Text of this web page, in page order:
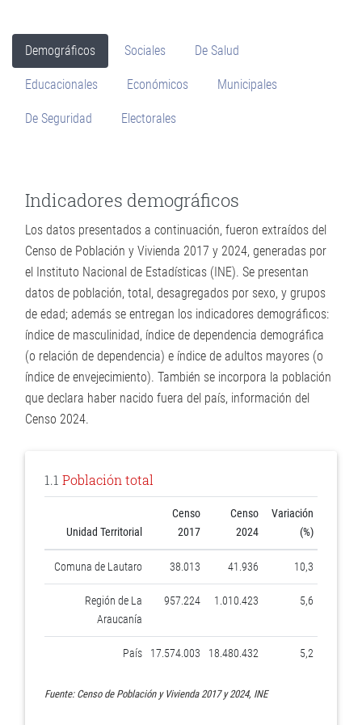
Demográficos Sociales De Salud
Educacionales Económicos Municipales
De Seguridad Electorales
Indicadores demográficos
Los datos presentados a continuación, fueron extraídos del
Censo de Población y Vivienda 2017 y 2024, generadas por
el Instituto Nacional de Estadísticas (INE). Se presentan
datos de población, total, desagregados por sexo, y grupos
de edad; además se entregan los indicadores demográficos:
índice de masculinidad, índice de dependencia demográfica
(o relación de dependencia) e índice de adultos mayores (o
índice de envejecimiento). También se incorpora la población
que declara haber nacido fuera del país, información del
Censo 2024.
1.1 Población total
Unidad Territorial
Censo
2017
Censo
2024
Variación
(%)
Comuna de Lautaro 38.013 41.936 10,3
Región de La
Araucanía
957.224 1.010.423 5,6
País 17.574.003 18.480.432 5,2
Fuente: Censo de Población y Vivienda 2017 y 2024, INE